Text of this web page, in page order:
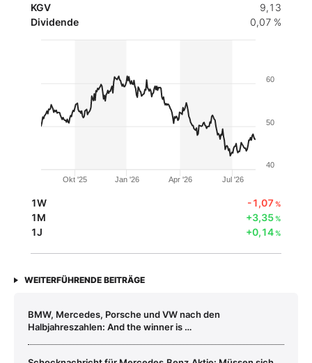
KGV
9,13
Dividende
0,07 %
Okt '25 Jan '26 Apr '26 Jul '26
40
50
60
1W -1,07 %
1M +3,35%
1J +0,14%
WEITERFÜHRENDE BEITRÄGE
BMW, Mercedes, Porsche und VW nach den
Halbjahreszahlen: And the winner is …